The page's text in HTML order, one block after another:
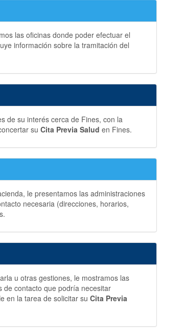
las oficinas donde poder efectuar el
información sobre la tramitación del
de su interés cerca de Fines, con la
su Cita Previa Salud en Fines.
le presentamos las administraciones
necesaria (direcciones, horarios,
u otras gestiones, le mostramos las
de contacto que podría necesitar
en la tarea de solicitar su Cita Previa